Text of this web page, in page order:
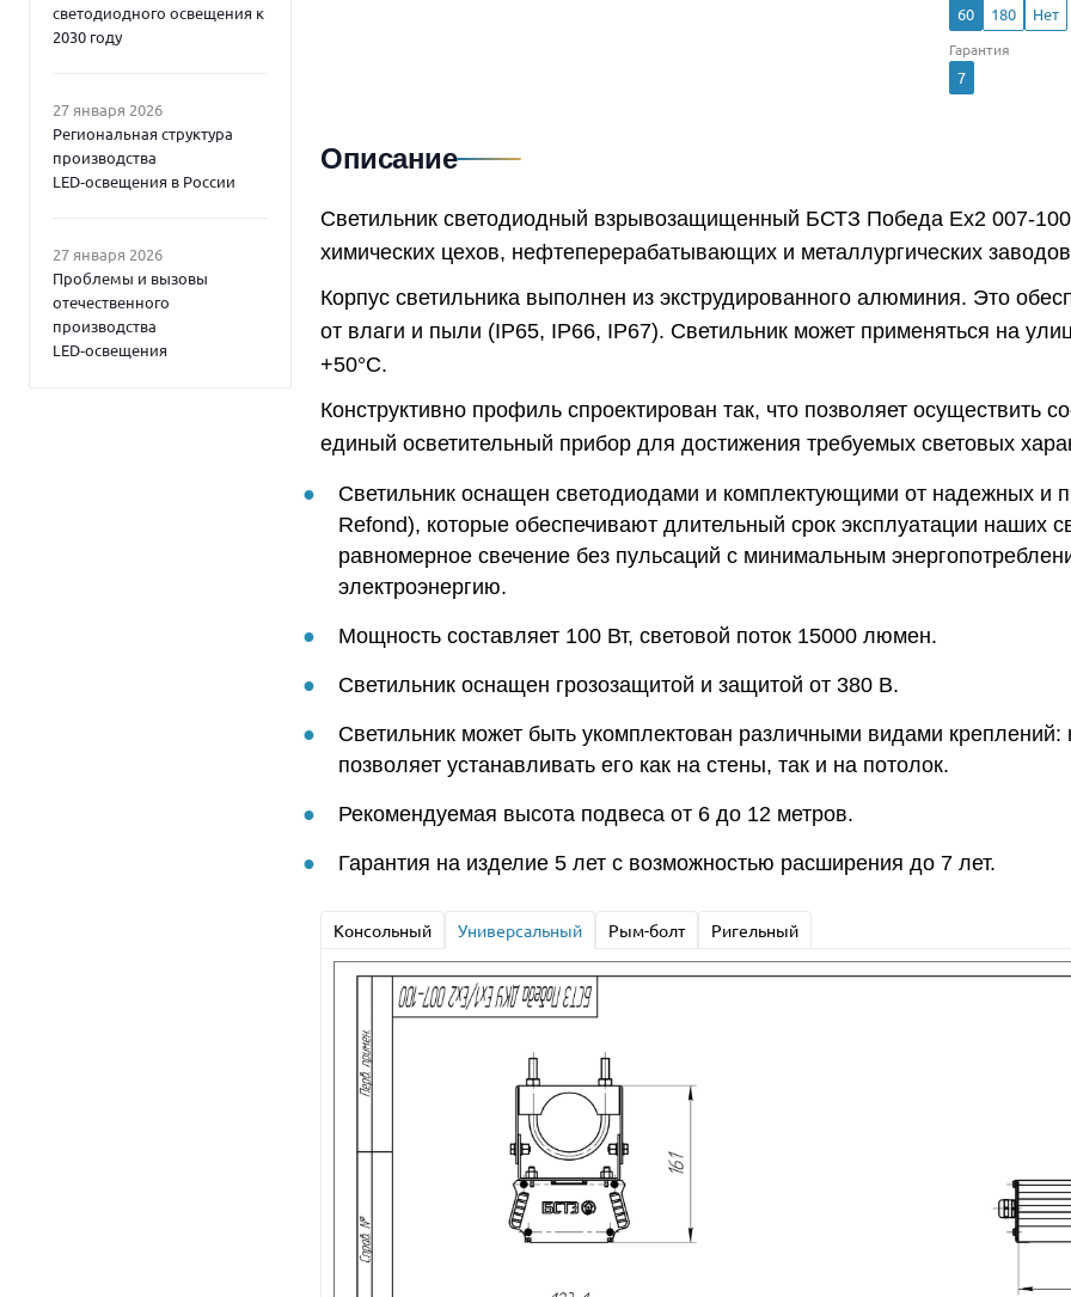
светодиодного освещения к
2030 году
27 января 2026
Региональная структура
производства
LED‑освещения в России
27 января 2026
Проблемы и вызовы
отечественного
производства
LED‑освещения
60 180 Нет
Гарантия
7
Описание
Светильник светодиодный взрывозащищенный БСТЗ Победа Ex2 007-
химических цехов, нефтеперерабатывающих и металлургических
Корпус светильника выполнен из экструдированного алюминия. Это
от влаги и пыли (IP65, IP66, IP67). Светильник может применяться на
+50°C.
Конструктивно профиль спроектирован так, что позволяет осуществить
единый осветительный прибор для достижения требуемых световых
Светильник оснащен светодиодами и комплектующими от надежных и
Refond), которые обеспечивают длительный срок эксплуатации наших
равномерное свечение без пульсаций с минимальным
электроэнергию.
Мощность составляет 100 Вт, световой поток 15000 люмен.
Светильник оснащен грозозащитой и защитой от 380 В.
Светильник может быть укомплектован различными видами
позволяет устанавливать его как на стены, так и на потолок.
Рекомендуемая высота подвеса от 6 до 12 метров.
Гарантия на изделие 5 лет с возможностью расширения до 7 лет.
Консольный Универсальный Рым-болт Ригельный